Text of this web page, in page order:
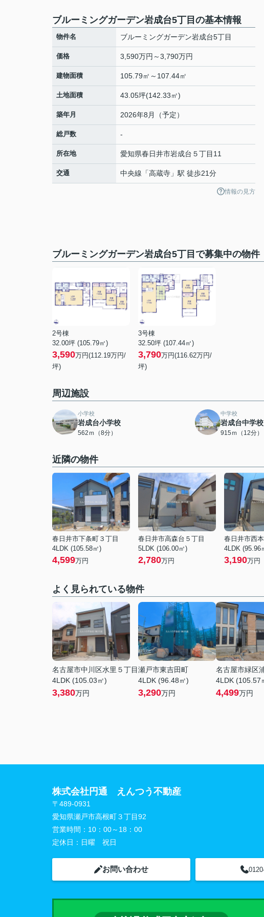
ブルーミングガーデン岩成台5丁目の基本情報
物件名 ブルーミングガーデン岩成台5丁目
価格 3,590万円～3,790万円
建物面積 105.79㎡～107.44㎡
土地面積 43.05坪(142.33㎡)
築年月 2026年8月（予定）
総戸数 -
所在地 愛知県春日井市岩成台 ５丁目11
交通 中央線 「高蔵寺 」駅 徒歩21分
情報の見方
ブルーミングガーデン岩成台5丁目で募集中の物件
2号棟
32.00坪 (105.79㎡)
3,590万円(112.19万円/
坪)
3号棟
32.50坪 (107.44㎡)
3,790万円(116.62万円/
坪)
周辺施設
小学校
岩成台小学校
562ｍ（8分）
中学校
岩成台中学校
915ｍ（12分）
近隣の物件
春日井市下条町３丁目
4LDK (105.58㎡)
4,599万円
春日井市高森台５丁目
5LDK (106.00㎡)
2,780万円
春日井市西
4LDK (95.96
3,190万円
よく見られている物件
名古屋市中川区水里５丁目
4LDK (105.03㎡)
3,380万円
瀬戸市東吉田町
4LDK (96.48㎡)
3,290万円
名古屋市緑区
4LDK (105.57
4,499万円
株式会社円通 えんつう不動産
〒489-0931
愛知県瀬戸市高根町３丁目92
営業時間： 10：00～18：00
定休日： 日曜 祝日
お問い合わせ